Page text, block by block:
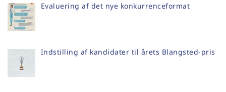
Evaluering af det nye konkurrenceformat
Indstilling af kandidater til årets Blangsted-pris